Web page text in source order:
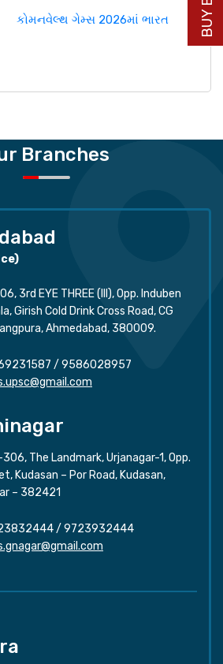
કોમનવેલ્થ ગેમ્સ 2026માં ભારત
Branches
3rd EYE THREE (III), Opp. Induben
Girish Cold Drink Cross Road, CG
Ahmedabad, 380009.
/ 9586028957
The Landmark, Urjanagar-1, Opp.
Kudasan – Por Road, Kudasan,
– 382421
/ 9723932444